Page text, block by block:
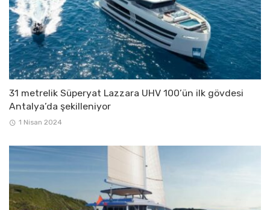
31 metrelik Süperyat Lazzara UHV 100’ün ilk gövdesi
Antalya’da şekilleniyor
1 Nisan 2024